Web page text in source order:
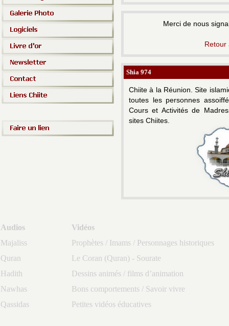
Merci de nous
Retour
Shia 974
Chiite à la Réunion.Site
toutes les personnes
Cours et Activités de
sites Chiites.
Audios
Vidéos
Majaliss
Prophètes / Imams / Personnages historiques
Quran
Le Coran (Quran) - Sourate
Hadith
Dessins animés / films d’animation
Nawhas
Bons comportements / Savoir vivre
Qassidas
Petites vidéos éducatives